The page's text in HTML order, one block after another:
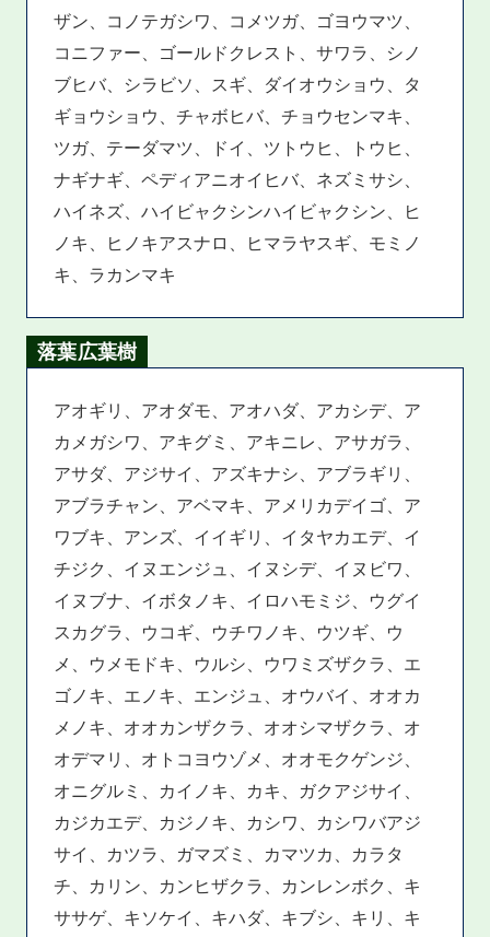
ザン、コノテガシワ、コメツガ、ゴヨウマツ、
コニファー、ゴールドクレスト、サワラ、シノ
ブヒバ、シラビソ、スギ、ダイオウショウ、タ
ギョウショウ、チャボヒバ、チョウセンマキ、
ツガ、テーダマツ、ドイ、ツトウヒ、トウヒ、
ナギナギ、ペディアニオイヒバ、ネズミサシ、
ハイネズ、ハイビャクシンハイビャクシン、ヒ
ノキ、ヒノキアスナロ、ヒマラヤスギ、モミノ
キ、ラカンマキ
落葉広葉樹
アオギリ、アオダモ、アオハダ、アカシデ、ア
カメガシワ、アキグミ、アキニレ、アサガラ、
アサダ、アジサイ、アズキナシ、アブラギリ、
アブラチャン、アベマキ、アメリカデイゴ、ア
ワブキ、アンズ、イイギリ、イタヤカエデ、イ
チジク、イヌエンジュ、イヌシデ、イヌビワ、
イヌブナ、イボタノキ、イロハモミジ、ウグイ
スカグラ、ウコギ、ウチワノキ、ウツギ、ウ
メ、ウメモドキ、ウルシ、ウワミズザクラ、エ
ゴノキ、エノキ、エンジュ、オウバイ、オオカ
メノキ、オオカンザクラ、オオシマザクラ、オ
オデマリ、オトコヨウゾメ、オオモクゲンジ、
オニグルミ、カイノキ、カキ、ガクアジサイ、
カジカエデ、カジノキ、カシワ、カシワバアジ
サイ、カツラ、ガマズミ、カマツカ、カラタ
チ、カリン、カンヒザクラ、カンレンボク、キ
ササゲ、キソケイ、キハダ、キブシ、キリ、キ